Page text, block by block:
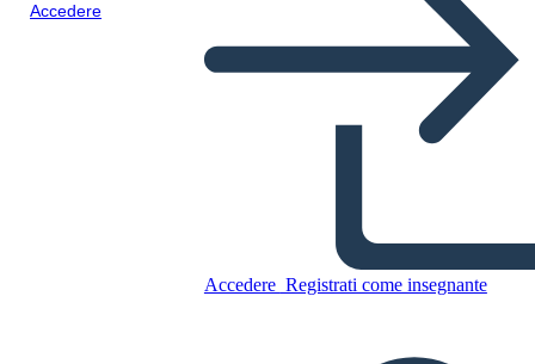
Accedere
Accedere Registrati come insegnante
Copia questo Storyboard